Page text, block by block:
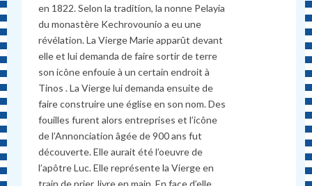
en 1822. Selon la tradition, la nonne Pelayia
du monastère Kechrovounio a eu une
révélation. La Vierge Marie apparût devant
elle et lui demanda de faire sortir de terre
son icône enfouie à un certain endroit à
Tinos . La Vierge lui demanda ensuite de
faire construire une église en son nom. Des
fouilles furent alors entreprises et l’icône
de l’Annonciation âgée de 900 ans fut
découverte. Elle aurait été l’oeuvre de
l’apôtre Luc. Elle représente la Vierge en